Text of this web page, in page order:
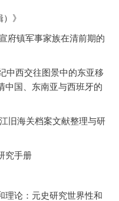
》
府镇军事家族在清前期的
中西交往图景中的东亚移
中国、东南亚与西班牙的
旧海关档案文献整理与研
究手册
理论：元史研究世界性和